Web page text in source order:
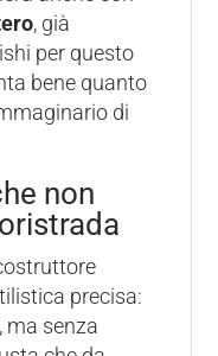
, già
per questo
bene quanto
di
non
precisa:
ma senza